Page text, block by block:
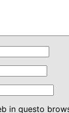
in questo